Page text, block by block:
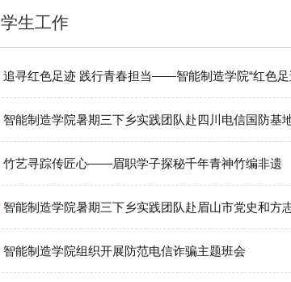
学生工作
追寻红色足迹 践行青春担当——智能制造学院“红色足
智能制造学院暑期三下乡实践团队赴四川电信国防基
竹艺寻踪传匠心——眉职学子探秘千年青神竹编非遗
智能制造学院暑期三下乡实践团队赴眉山市党史和方
智能制造学院组织开展防范电信诈骗主题班会